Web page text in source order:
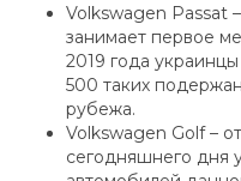
Volkswagen Passat
занимает первое
2019 года
500 таких
рубежа.
Volkswagen Golf –
сегодняшнего дня